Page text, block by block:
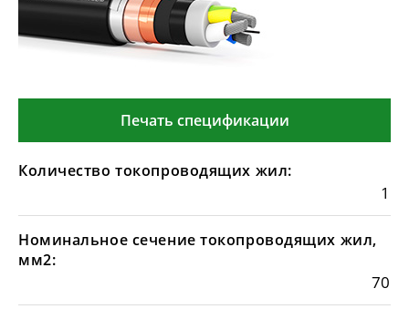
Печать спецификации
Количество токопроводящих жил:
1
Номинальное сечение токопроводящих жил,
мм2:
70